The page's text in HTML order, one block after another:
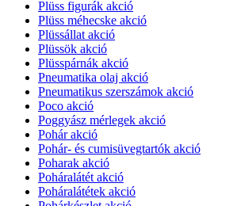
Plüss figurák akció
Plüss méhecske akció
Plüssállat akció
Plüssök akció
Plüsspárnák akció
Pneumatika olaj akció
Pneumatikus szerszámok akció
Poco akció
Poggyász mérlegek akció
Pohár akció
Pohár- és cumisüvegtartók akció
Poharak akció
Poháralátét akció
Poháralátétek akció